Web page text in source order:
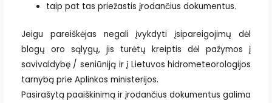
taip pat tas priežastis įrodančius dokumentus.
Jeigu pareiškėjas negali įvykdyti įsipareigojimų dėl
blogų oro sąlygų, jis turėtų kreiptis dėl pažymos į
savivaldybę / seniūniją ir į Lietuvos hidrometeorologijos
tarnybą prie Aplinkos ministerijos.
Pasirašytą paaiškinimą ir įrodančius dokumentus galima